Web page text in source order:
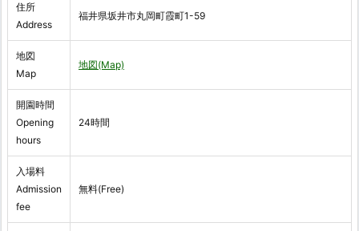
住所
Address
福井県坂井市丸岡町霞町1-59
地図
Map
地図(Map)
開園時間
Opening
hours
24時間
入場料
Admission
fee
無料(Free)